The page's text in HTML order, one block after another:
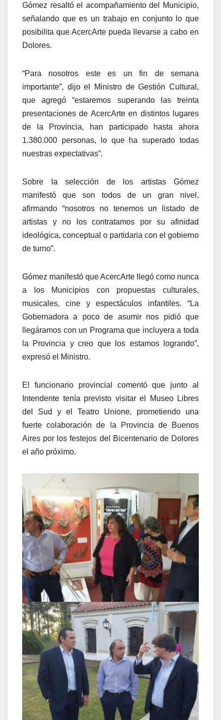
Gómez resaltó el acompañamiento del Municipio,
señalando que es un trabajo en conjunto lo que
posibilita que AcercArte pueda llevarse a cabo en
Dolores.
“Para nosotros este es un fin de semana
importante”, dijo el Ministro de Gestión Cultural,
que agregó “estaremos superando las treinta
presentaciones de AcercArte en distintos lugares
de la Provincia, han participado hasta ahora
1.380.000 personas, lo que ha superado todas
nuestras expectativas”.
Sobre la selección de los artistas Gómez
manifestó que son todos de un gran nivel,
afirmando “nosotros no tenemos un listado de
artistas y no los contratamos por su afinidad
ideológica, conceptual o partidaria con el gobierno
de turno”.
Gómez manifestó que AcercArte llegó como nunca
a los Municipios con propuestas culturales,
musicales, cine y espectáculos infantiles. “La
Gobernadora a poco de asumir nos pidió que
llegáramos con un Programa que incluyera a toda
la Provincia y creo que los estamos logrando”,
expresó el Ministro.
El funcionario provincial comentó que junto al
Intendente tenía previsto visitar el Museo Libres
del Sud y el Teatro Unione, prometiendo una
fuerte colaboración de la Provincia de Buenos
Aires por los festejos del Bicentenario de Dolores
el año próximo.